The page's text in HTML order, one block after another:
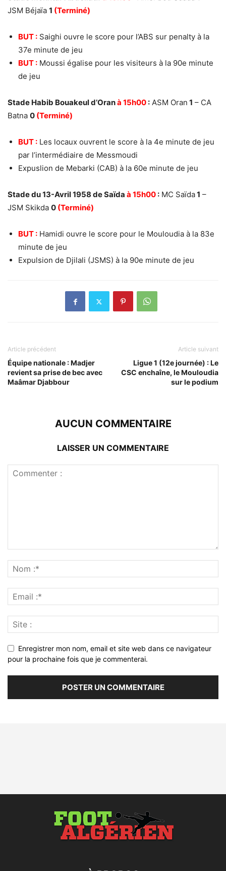
JSM Béjaïa 1 (Terminé)
BUT : Saighi ouvre le score pour l’ABS sur penalty à la
37e minute de jeu
BUT : Moussi égalise pour les visiteurs à la 90e minute
de jeu
Stade Habib Bouakeul d’Oranà 15h00 : ASM Oran 1 – CA
Batna 0 (Terminé)
BUT : Les locaux ouvrent le score à la 4e minute de jeu
par l’intermédiaire de Messmoudi
Expuslion de Mebarki (CAB) à la 60e minute de jeu
Stade du 13-Avril 1958 de Saïda à 15h00 : MC Saïda1 –
JSM Skikda 0 (Terminé)
BUT : Hamidi ouvre le score pour le Mouloudia à la 83e
minute de jeu
Expulsion de Djilali (JSMS) à la 90e minute de jeu
Article précédent
Équipe nationale : Madjer
revient sa prise de bec avec
Maâmar Djabbour
Article suivant
Ligue 1 (12e journée) : Le
CSC enchaîne, le Mouloudia
sur le podium
AUCUN COMMENTAIRE
LAISSER UN COMMENTAIRE
Enregistrer mon nom, email et site web dans ce navigateur
pour la prochaine fois que je commenterai.